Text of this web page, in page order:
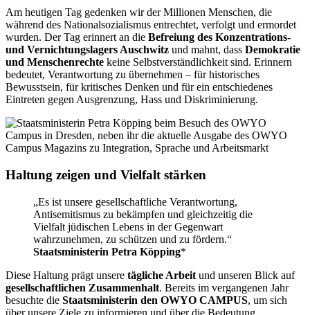
Am heutigen Tag gedenken wir der Millionen Menschen, die
während des Nationalsozialismus entrechtet, verfolgt und ermordet
wurden. Der Tag erinnert an die Befreiung des Konzentrations-
und Vernichtungslagers Auschwitz und mahnt, dass Demokratie
und Menschenrechte keine Selbstverständlichkeit sind. Erinnern
bedeutet, Verantwortung zu übernehmen – für historisches
Bewusstsein, für kritisches Denken und für ein entschiedenes
Eintreten gegen Ausgrenzung, Hass und Diskriminierung.
Haltung zeigen und Vielfalt stärken
„Es ist unsere gesellschaftliche Verantwortung,
Antisemitismus zu bekämpfen und gleichzeitig die
Vielfalt jüdischen Lebens in der Gegenwart
wahrzunehmen, zu schützen und zu fördern.“
Staatsministerin Petra Köpping*
Diese Haltung prägt unsere tägliche Arbeit und unseren Blick auf
gesellschaftlichen Zusammenhalt. Bereits im vergangenen Jahr
besuchte die Staatsministerin den OWYO CAMPUS, um sich
über unsere Ziele zu informieren und über die Bedeutung